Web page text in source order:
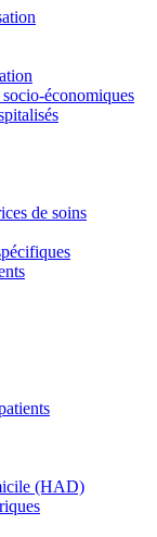
économiques
de soins
(HAD)